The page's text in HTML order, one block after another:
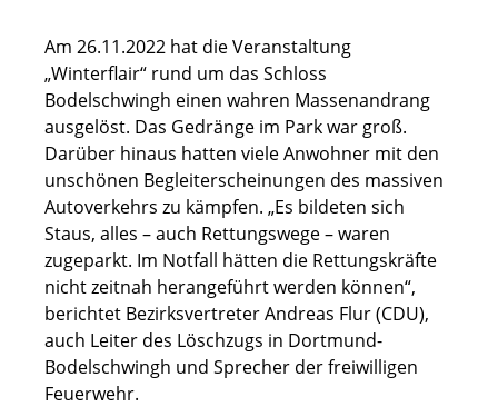
Am 26.11.2022 hat die Veranstaltung
„Winterflair“ rund um das Schloss
Bodelschwingh einen wahren Massenandrang
ausgelöst. Das Gedränge im Park war groß.
Darüber hinaus hatten viele Anwohner mit den
unschönen Begleiterscheinungen des massiven
Autoverkehrs zu kämpfen. „Es bildeten sich
Staus, alles – auch Rettungswege – waren
zugeparkt. Im Notfall hätten die Rettungskräfte
nicht zeitnah herangeführt werden können“,
berichtet Bezirksvertreter Andreas Flur (CDU),
auch Leiter des Löschzugs in Dortmund-
Bodelschwingh und Sprecher der freiwilligen
Feuerwehr.